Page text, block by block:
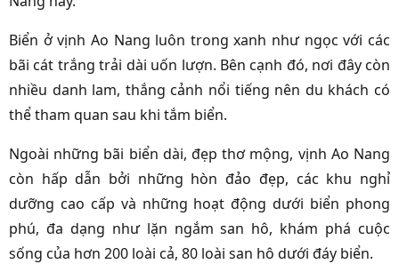
Biển ở vịnh Ao Nang luôn trong xanh như ngọc với các
bãi cát trắng trải dài uốn lượn. Bên cạnh đó, nơi đây còn
nhiều danh lam, thắng cảnh nổi tiếng nên du khách có
thể tham quan sau khi tắm biển.
Ngoài những bãi biển dài, đẹp thơ mộng, vịnh Ao Nang
còn hấp dẫn bởi những hòn đảo đẹp, các khu nghỉ
dưỡng cao cấp và những hoạt động dưới biển phong
phú, đa dạng như lặn ngắm san hô, khám phá cuộc
sống của hơn 200 loài cả, 80 loài san hô dưới đáy biển.